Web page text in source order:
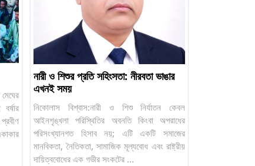
নারী ও শিশুর প্রতি সহিংসতা: নীরবতা ভাঙার
এখনই সময়
নিকোলাস বিশ্বাস:নারী ও শিশু নির্যাতন কেবল
আইনশৃঙ্খলা পরিস্থিতির অবনতি কিংবা অপরাধের
পরিসংখ্যানগত হিসাব নয়; এটি একটি সমাজের
মানবিকতা, নৈতিকতা, সামাজিক মূল্যবোধ এবং রাষ্ট্রীয়
দায়িত্ববোধের এক গভীর সংকটের ...